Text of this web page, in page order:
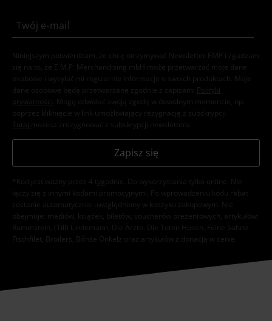
Niniejszym potwierdzam, że chcę otrzymywać Newsletter EMP i zgadzam
się na to, że E.M.P. Merchandising mbH może przetwarzać moje dane
osobowe i wysyłać mi regularnie informacje o swoich produktach. Moje
dane osobowe będą przetwarzane zgodnie z zapisami
Polityki
prywatności . Mogę odwołać swoją zgodę w dowolnym momencie, np.
poprzez kliknięcie w link umożliwiający rezygnację z subskrypcji.
Tutaj możesz zrezygnować z subskrypcji newslettera.
Zapisz się
*Kod jest ważny przez 4 tygodnie. Do wykorzystania tylko online. NIe
łączy się z innymi kodami promocyjnymi. Po wprowadzeniu kodu rabat
zostanie automatycznie uwzględniony w koszyku zakupowym. Nie
obejmuje: mediów, książek, biletów, voucherów prezentowych, artykułów:
Rammstein, (Till) Lindemann, Die Ärzte, Die Toten Hosen, Feine Sahne
Fischfilet, Broilers, Böhse Onkelz oraz artykułów z donacją w cenie.